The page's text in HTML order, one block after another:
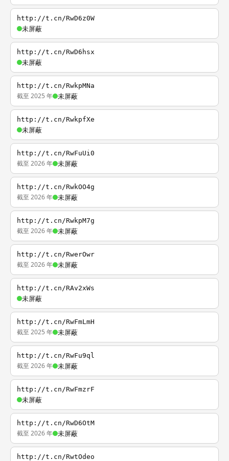
http://t.cn/RwD6z0W
未屏蔽
http://t.cn/RwD6hsx
未屏蔽
http://t.cn/RwkpMNa
截至 2025 年 未屏蔽
http://t.cn/RwkpfXe
未屏蔽
http://t.cn/RwFuUi0
截至 2026 年 未屏蔽
http://t.cn/RwkOO4g
截至 2026 年 未屏蔽
http://t.cn/RwkpM7g
截至 2026 年 未屏蔽
http://t.cn/RwerOwr
截至 2026 年 未屏蔽
http://t.cn/RAv2xWs
未屏蔽
http://t.cn/RwFmLmH
截至 2025 年 未屏蔽
http://t.cn/RwFu9ql
截至 2026 年 未屏蔽
http://t.cn/RwFmzrF
未屏蔽
http://t.cn/RwD6OtM
截至 2026 年 未屏蔽
http://t.cn/RwtOdeo